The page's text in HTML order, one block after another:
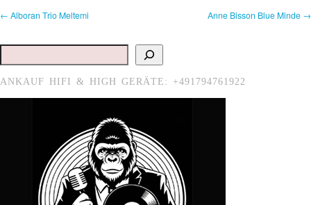
← Alboran Trio Meltemi Anne Bisson Blue Minde →
ANKAUF HIFI & HIGH GERÄTE: +491794761922